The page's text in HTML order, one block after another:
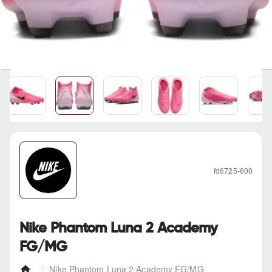
Nike Phantom Luna 2 Academy FG/MG
Nike Phantom Luna 2 Academy
FG/MG
fd6725-600